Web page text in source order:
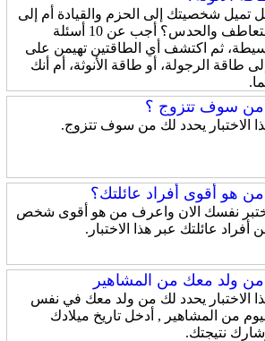
تميل شخصيتك إلى الحزم والقيادة أم إلى
التعاطف والحدس؟ أجب عن 10 أسئلة
ثم اكتشف أي الطاقتين تهيمن على
الرجولة، أو طاقة الأنوثة، أم أنك
من سوف تتزوج ؟
الاختبار يحدد لك من سوف تتزوج.
من هو أقوى أفراد عائلتك؟
نفسك الان واعرف من هو أقوى شخص
أفراد عائلتك عبر هذا الاختبار.
من ولد معك من المشاهير
الاختبار يحدد لك من ولد معك في نفس
من المشاهير , أدخل تاريخ ميلادك
نتيجتك.